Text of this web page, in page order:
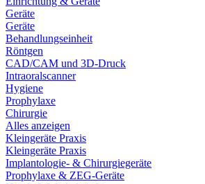
Geräte
Geräte
Behandlungseinheit
Röntgen
CAD/CAM und 3D-Druck
Intraoralscanner
Hygiene
Prophylaxe
Chirurgie
Alles anzeigen
Kleingeräte Praxis
Kleingeräte Praxis
Implantologie- & Chirurgiegeräte
Prophylaxe & ZEG-Geräte